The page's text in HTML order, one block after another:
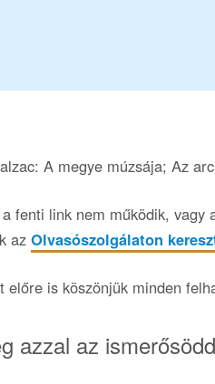
A megye múzsája; Az
fenti link nem működik,
az Olvasószolgálaton
előre is köszönjük minden
azzal az